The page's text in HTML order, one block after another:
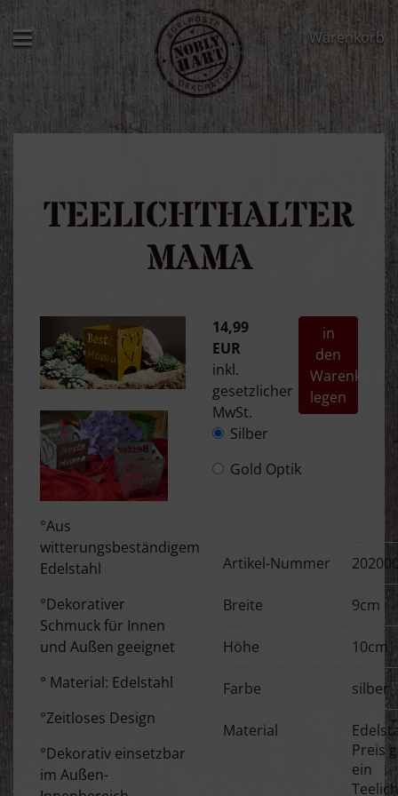
Warenkorb
TEELICHTHALTER
MAMA
°Aus
witterungsbeständigem
Edelstahl
°Dekorativer
Schmuck für Innen
und Außen geeignet
° Material: Edelstahl
°Zeitloses Design
°Dekorativ einsetzbar
im Außen-
14,99
EUR
inkl.
gesetzlicher
MwSt.
in
den
Warenkorb
legen
Silber
Gold Optik
Artikel-Nummer
Breite 9cm
Höhe 10cm
Farbe silber
Material
Preis
ein